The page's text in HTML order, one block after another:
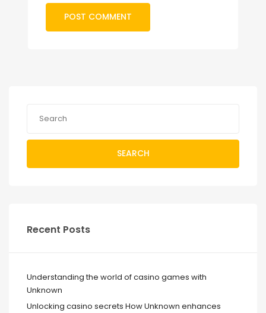
SEARCH
Recent Posts
Understanding the world of casino games with
Unknown
Unlocking casino secrets How Unknown enhances